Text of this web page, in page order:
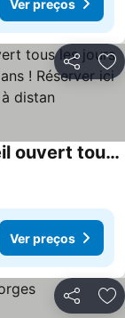
Ver preços
Partilhar
Hébergements à La Rive, Accueil ouvert tous les jours jusqu'à 20h00 dernier délai, depuis 30 ans ! Réserver ici svp ! Merci ! Aucun règlement à distan
Ver preços
Partilhar